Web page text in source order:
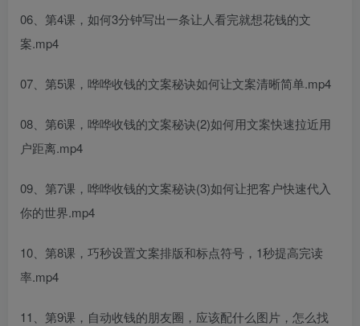
06、第4课，如何3分钟写出一条让人看完就想花钱的文
案.mp4
07、第5课，哗哗收钱的文案秘诀如何让文案清晰简单.mp4
08、第6课，哗哗收钱的文案秘诀(2)如何用文案快速拉近用
户距离.mp4
09、第7课，哗哗收钱的文案秘诀(3)如何让把客户快速代入
你的世界.mp4
10、第8课，巧秒设置文案排版和标点符号，1秒提高完读
率.mp4
11、第9课，自动收钱的朋友圈，应该配什么图片，怎么找